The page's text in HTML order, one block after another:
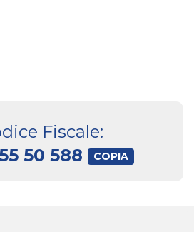
Fiscale:
50 588
COPIA